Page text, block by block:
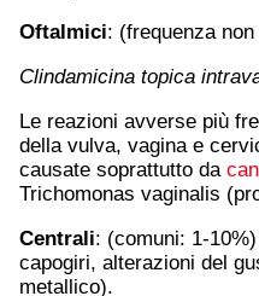
Oftalmici: (frequenza non
Clindamicina topica
Le reazioni avverse più
della vulva, vagina e
causate soprattutto da
Trichomonas vaginalis
Centrali: (comuni: 1-
capogiri, alterazioni del
metallico).